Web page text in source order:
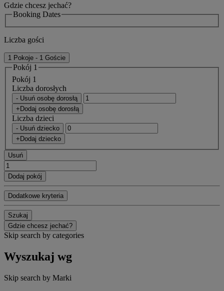
Gdzie chcesz jechać?
Booking Dates
Liczba gości
1 Pokoje - 1 Goście
Pokój 1
Pokój 1
Liczba dorosłych
- Usuń osobę dorosłą
+Dodaj osobę dorosłą
Liczba dzieci
- Usuń dziecko
+Dodaj dziecko
Usuń
Dodaj pokój
Dodatkowe kryteria
Szukaj
Gdzie chcesz jechać?
Skip search by categories
Wyszukaj wg
Skip search by Marki